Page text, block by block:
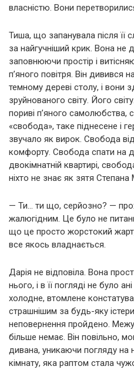
власністю. Вони
Тиша, що запанувала після її
за найгучніший крик. Вона не
заповнюючи простір і
п’яного повітря. Він дивився
темному дереві столу, і вони
зруйнованого світу. Його
пориві п’яного самолюбства,
«свобода», таке піднесене і
звучало як вирок. Свобода
комфорту. Свобода спати на
двокімнатній квартирі,
ніхто не знає як зятя Степана
— Ти… ти що, серйозно? —
жалюгідним. Це було не
що це просто жорстокий жарт,
все якось владнається.
Дарія не відповіла. Вона
нього, і в її погляді не було
холодне, втомлене
страшнішим за будь-яку
неповернення пройдено.
більше немає. Він повільно,
дивана, уникаючи погляду на
кімнату, яка раптом стала